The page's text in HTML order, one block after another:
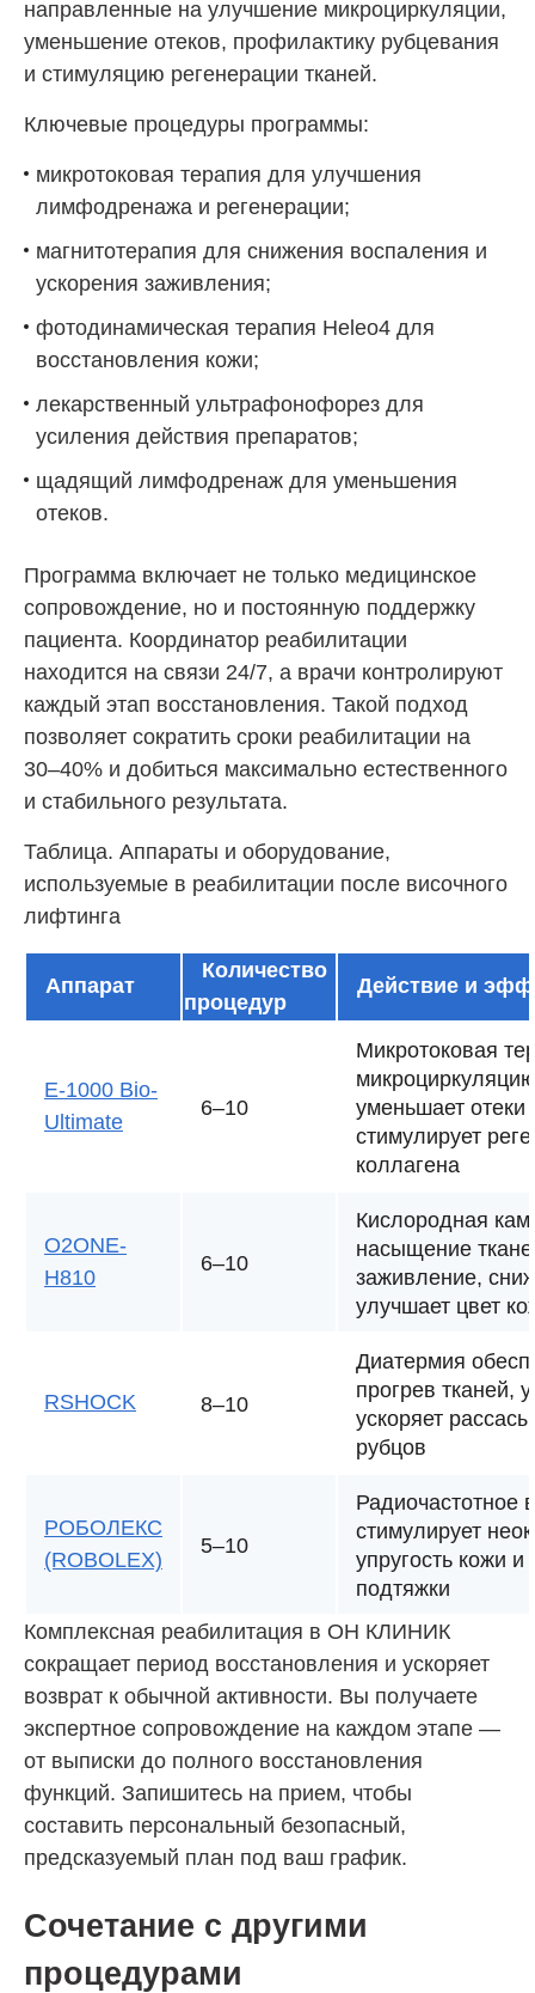
направленные на улучшение микроциркуляции,
уменьшение отеков, профилактику рубцевания
и стимуляцию регенерации тканей.
Ключевые процедуры программы:
микротоковая терапия для улучшения
лимфодренажа и регенерации;
магнитотерапия для снижения воспаления и
ускорения заживления;
фотодинамическая терапия Heleo4 для
восстановления кожи;
лекарственный ультрафонофорез для
усиления действия препаратов;
щадящий лимфодренаж для уменьшения
отеков.
Программа включает не только медицинское
сопровождение, но и постоянную поддержку
пациента. Координатор реабилитации
находится на связи 24/7, а врачи контролируют
каждый этап восстановления. Такой подход
позволяет сократить сроки реабилитации на
30–40% и добиться максимально естественного
и стабильного результата.
Таблица. Аппараты и оборудование,
используемые в реабилитации после височного
лифтинга
Аппарат
Количество
процедур
Действие и
Е-1000 Bio-
Ultimate
6–10
Микротоковая
уменьшает
стимулирует
коллагена
O2ONE-
H810
6–10
Кислородная
насыщение
заживление,
улучшает цвет
RSHOCK 8–10
Диатермия
прогрев тканей,
ускоряет
рубцов
РОБОЛЕКС
(ROBOLEX)
5–10
Радиочастотное
стимулирует
упругость кожи
подтяжки
Комплексная реабилитация в ОН КЛИНИК
сокращает период восстановления и ускоряет
возврат к обычной активности. Вы получаете
экспертное сопровождение на каждом этапе —
от выписки до полного восстановления
функций. Запишитесь на прием, чтобы
составить персональный безопасный,
предсказуемый план под ваш график.
Сочетание с другими
процедурами